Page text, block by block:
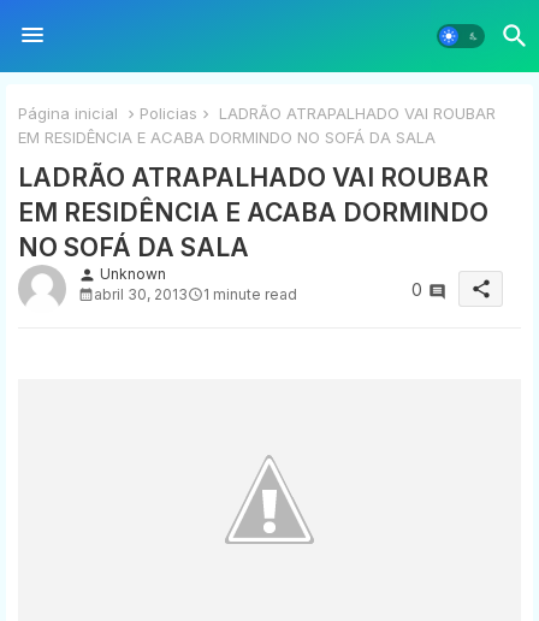
Página inicial Policias
LADRÃO ATRAPALHADO VAI ROUBAR
EM RESIDÊNCIA E ACABA DORMINDO NO SOFÁ DA SALA
LADRÃO ATRAPALHADO VAI ROUBAR
EM RESIDÊNCIA E ACABA DORMINDO
NO SOFÁ DA SALA
person Unknown
abril 30, 2013
1 minute read 0 share